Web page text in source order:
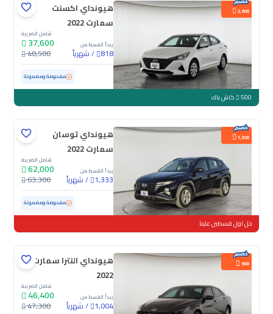
2,900
هيونداي اكسنت
سمارت 2022
يبدأ القسط من
818
/شهرياً
شامل الضريبة
37,600
40,500
مستعملة 158,915 كم مفحوصة ومضمونة
500 كاش باك
1,300
هيونداي توسان
سمارت 2022
يبدأ القسط من
1,333
/شهرياً
شامل الضريبة
62,000
63,300
مستعملة 77,966 كم مفحوصة ومضمونة
خل اول قسطين علينا
900
هيونداي النترا سمارت
2022
يبدأ القسط من
1,004
/شهرياً
شامل الضريبة
46,400
47,300